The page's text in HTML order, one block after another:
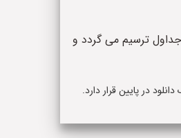
ترسیم می گردد و
در پایین قرار دارد.